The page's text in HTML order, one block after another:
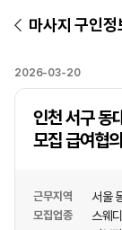
마사지 구인정
2026-03-20
인천 서구 동
모집 급여협의
근무지역 서울
모집업종 스웨